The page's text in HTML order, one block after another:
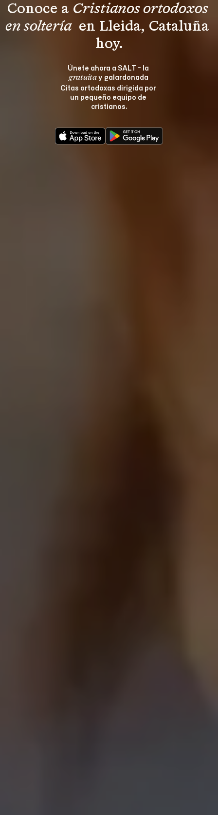
Conoce a Cristianos ortodoxos
en soltería en Lleida, Cataluña
hoy.
Únete ahora a SALT - la
gratuita y galardonada
Citas ortodoxas dirigida por
un pequeño equipo de
cristianos.